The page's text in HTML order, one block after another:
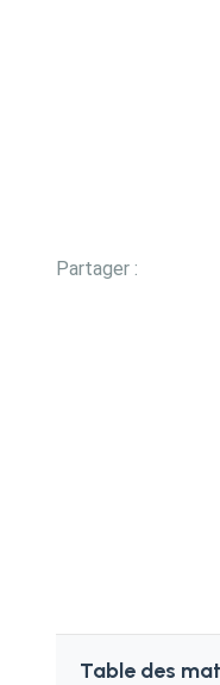
Partager :
Table des